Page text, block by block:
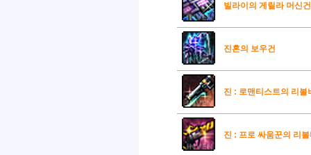
빌라이의 게릴라 머신건
진혼의 보우건
진 : 로맨티스트의 리볼
진 : 프로 싸움꾼의 리